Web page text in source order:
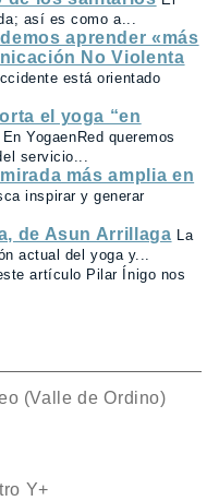
así es como a...
aprender «más
No Violenta
está orientado
el yoga “en
En YogaenRed queremos
servicio...
más amplia en
inspirar y generar
de Asun Arrillaga La
actual del yoga y...
artículo Pilar Ínigo nos
(Valle de Ordino)
Y+